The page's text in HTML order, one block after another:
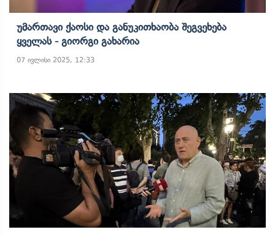
Უმართავი Ქაოსი Და Განუკითხაობა Შეგვეხება
Ყველას - Გიორგი Გახარია
07 ივლისი 2025, 12:33